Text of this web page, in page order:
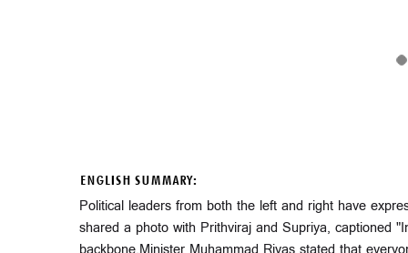
ENGLISH SUMMARY:
Political leaders from both the left and right have
shared a photo with Prithviraj and Supriya, captioned